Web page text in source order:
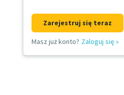
Zarejestruj się teraz
Masz już konto? Zaloguj się »